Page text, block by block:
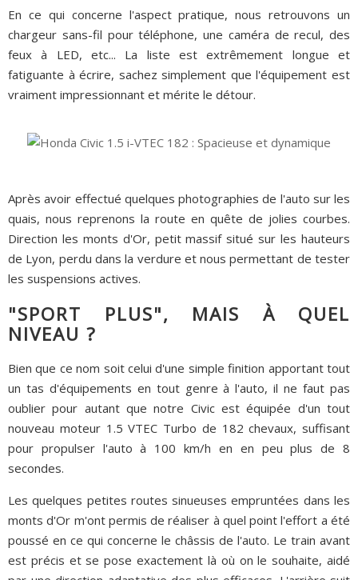
En ce qui concerne l'aspect pratique, nous retrouvons un
chargeur sans-fil pour téléphone, une caméra de recul, des
feux à LED, etc... La liste est extrêmement longue et
fatiguante à écrire, sachez simplement que l'équipement est
vraiment impressionnant et mérite le détour.
Après avoir effectué quelques photographies de l'auto sur les
quais, nous reprenons la route en quête de jolies courbes.
Direction les monts d'Or, petit massif situé sur les hauteurs
de Lyon, perdu dans la verdure et nous permettant de tester
les suspensions actives.
"SPORT PLUS", MAIS À QUEL
NIVEAU ?
Bien que ce nom soit celui d'une simple finition apportant tout
un tas d'équipements en tout genre à l'auto, il ne faut pas
oublier pour autant que notre Civic est équipée d'un tout
nouveau moteur 1.5 VTEC Turbo de 182 chevaux, suffisant
pour propulser l'auto à 100 km/h en en peu plus de 8
secondes.
Les quelques petites routes sinueuses empruntées dans les
monts d'Or m'ont permis de réaliser à quel point l'effort a été
poussé en ce qui concerne le châssis de l'auto. Le train avant
est précis et se pose exactement là où on le souhaite, aidé